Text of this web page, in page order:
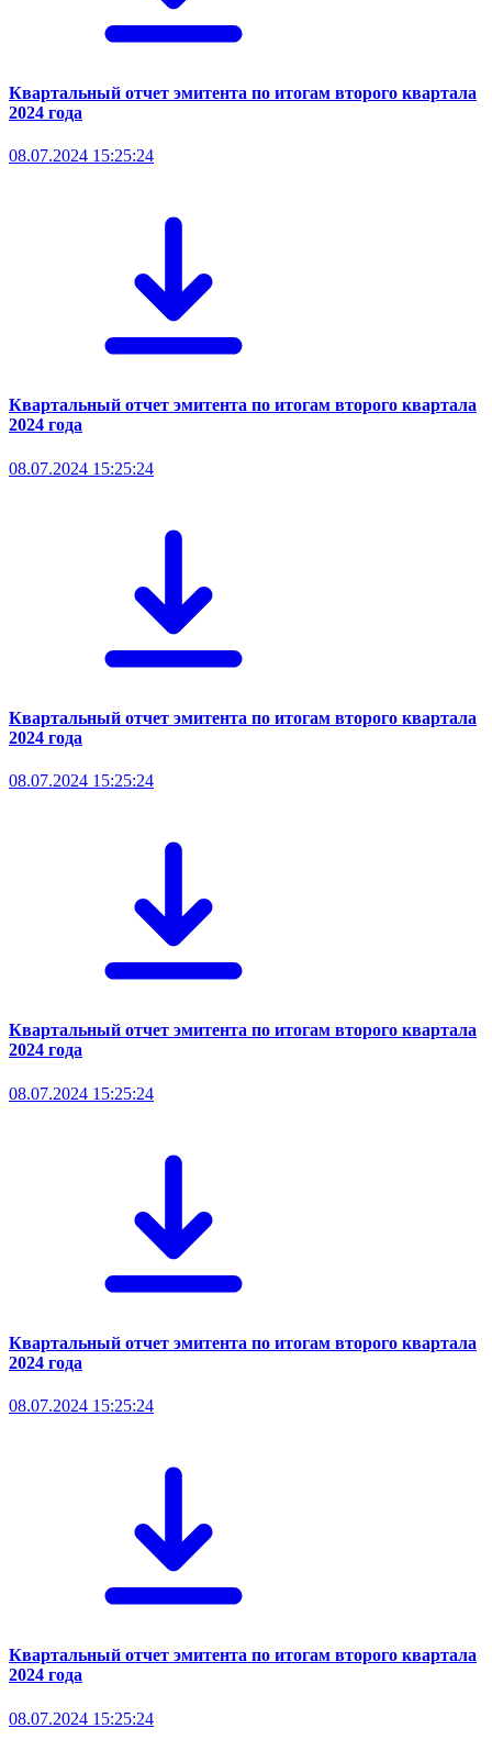
Квартальный отчет эмитента по итогам второго квартала
2024 года
08.07.2024 15:25:24
Квартальный отчет эмитента по итогам второго квартала
2024 года
08.07.2024 15:25:24
Квартальный отчет эмитента по итогам второго квартала
2024 года
08.07.2024 15:25:24
Квартальный отчет эмитента по итогам второго квартала
2024 года
08.07.2024 15:25:24
Квартальный отчет эмитента по итогам второго квартала
2024 года
08.07.2024 15:25:24
Квартальный отчет эмитента по итогам второго квартала
2024 года
08.07.2024 15:25:24